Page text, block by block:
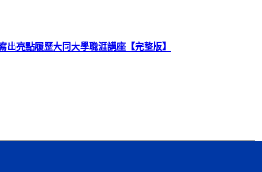
出亮點履歷大同大學職涯講座【完整版】